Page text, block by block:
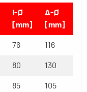
I-Ø
[mm]
A-Ø
[mm]
76 116
80 130
85 105